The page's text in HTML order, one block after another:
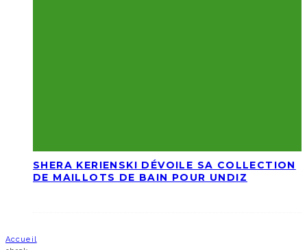
SHERA KERIENSKI DÉVOILE SA COLLECTION
DE MAILLOTS DE BAIN POUR UNDIZ
Accueil